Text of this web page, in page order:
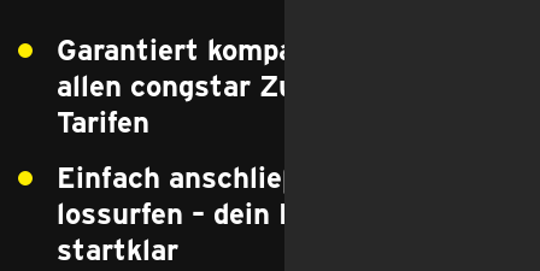
Garantiert kompatibel mit
allen congstar Zuhause Glasfaser-
Tarifen
Einfach anschließen und
lossurfen – dein Router ist sofort
startklar